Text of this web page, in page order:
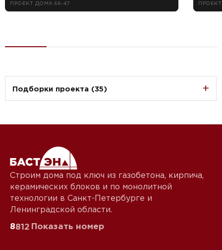
ПРОЕКТ ДОМА 66-47
Подборки проекта (35)
Строим дома под ключ из газобетона, кирпича,
керамических блоков и по монолитной
технологии в Санкт-Петербурге и
Ленинградской области.
8812 Показать номер